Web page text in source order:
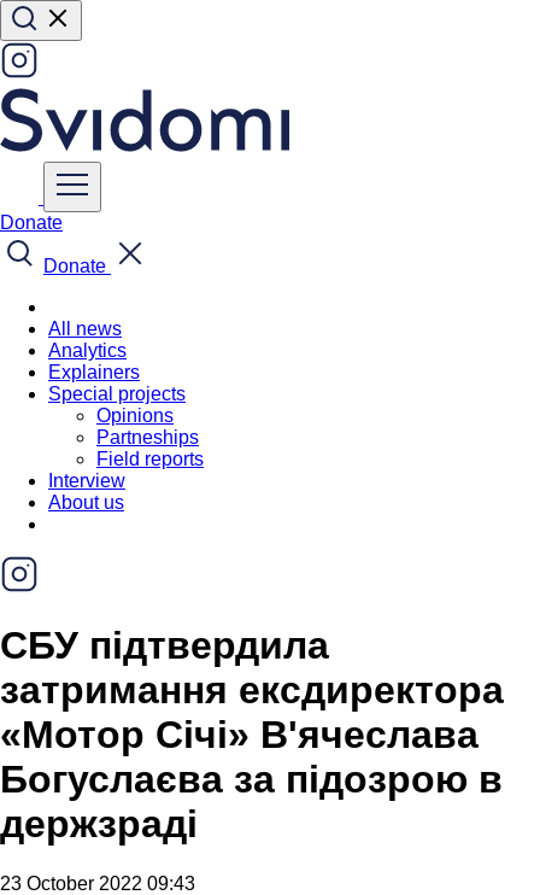
Donate
Donate
All news
Analytics
Explainers
Special projects
Opinions
Partneships
Field reports
Interview
About us
СБУ підтвердила
затримання ексдиректора
«Мотор Січі» В'ячеслава
Богуслаєва за підозрою в
держзраді
23 October 2022 09:43